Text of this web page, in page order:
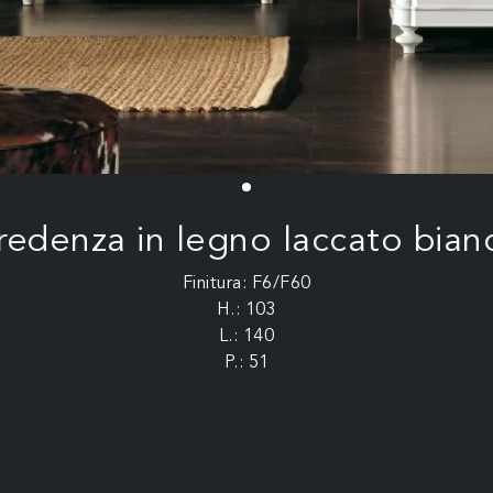
in legno laccato
Finitura: F6/F60
H.: 103
L.: 140
P.: 51